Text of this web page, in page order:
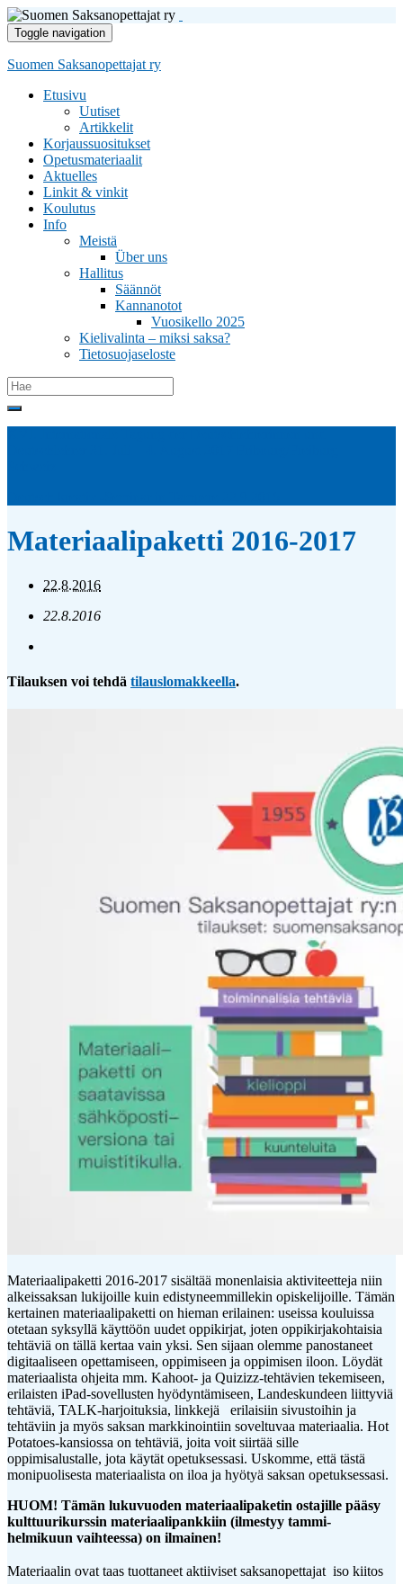
Toggle navigation
Suomen Saksanopettajat ry
Etusivu
Uutiset
Artikkelit
Korjaussuositukset
Opetusmateriaalit
Aktuelles
Linkit & vinkit
Koulutus
Info
Meistä
Über uns
Hallitus
Säännöt
Kannanotot
Vuosikello 2025
Kielivalinta – miksi saksa?
Tietosuojaseloste
Search
for:
Materiaalipaketti 2016-2017
22.8.2016
22.8.2016
Tilauksen voi tehdä tilauslomakkeella.
Materiaalipaketti 2016-2017 sisältää monenlaisia aktiviteetteja niin
alkeissaksan lukijoille kuin edistyneemmillekin opiskelijoille. Tämän
kertainen materiaalipaketti on hieman erilainen: useissa kouluissa
otetaan syksyllä käyttöön uudet oppikirjat, joten oppikirjakohtaisia
tehtäviä on tällä kertaa vain yksi. Sen sijaan olemme panostaneet
digitaaliseen opettamiseen, oppimiseen ja oppimisen iloon. Löydät
materiaalista ohjeita mm. Kahoot- ja Quizizz-tehtävien tekemiseen,
erilaisten iPad-sovellusten hyödyntämiseen, Landeskundeen liittyviä
tehtäviä, TALK-harjoituksia, linkkejä erilaisiin sivustoihin ja
tehtäviin ja myös saksan markkinointiin soveltuvaa materiaalia. Hot
Potatoes-kansiossa on tehtäviä, joita voit siirtää sille
oppimisalustalle, jota käytät opetuksessasi. Uskomme, että tästä
monipuolisesta materiaalista on iloa ja hyötyä saksan opetuksessasi.
HUOM! Tämän lukuvuoden materiaalipaketin ostajille pääsy
kulttuurikurssin materiaalipankkiin (ilmestyy tammi-
helmikuun vaihteessa) on ilmainen!
Materiaalin ovat taas tuottaneet aktiiviset saksanopettajat  iso kiitos